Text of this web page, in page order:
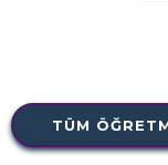
TÜM